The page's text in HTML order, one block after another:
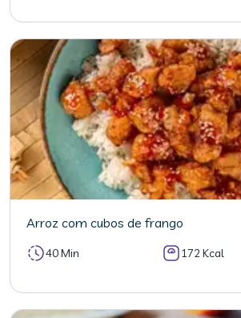
Arroz com cubos de frango
40 Min 172 Kcal